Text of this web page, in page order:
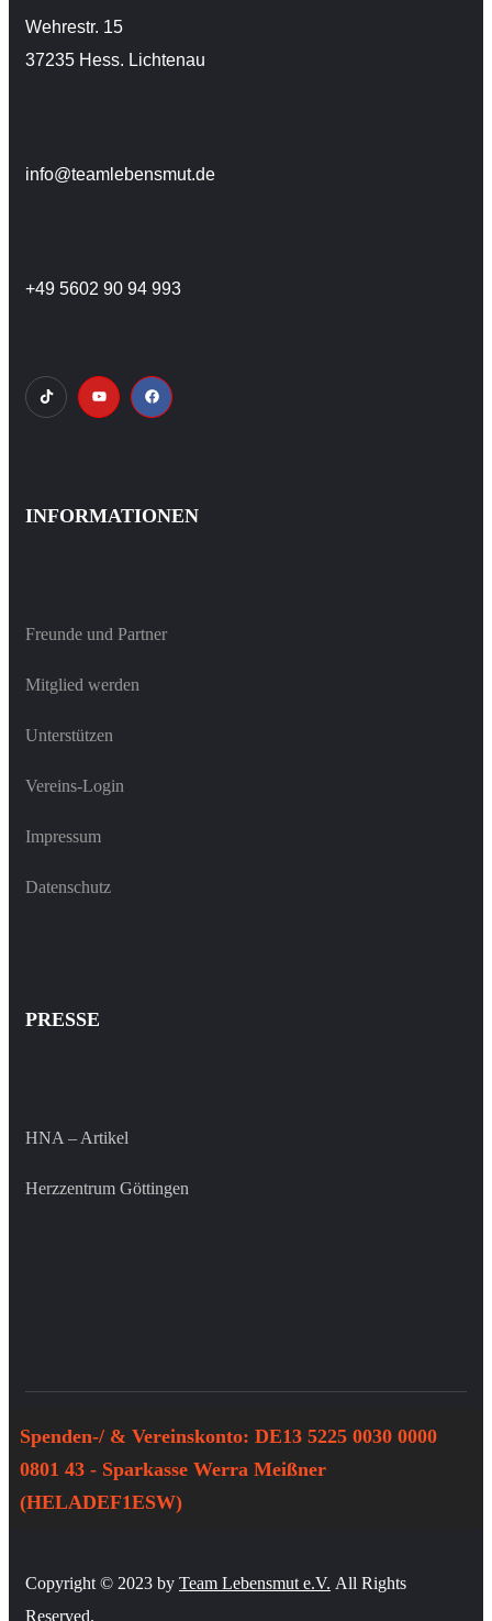
Wehrestr. 15
37235 Hess. Lichtenau
info@teamlebensmut.de
+49 5602 90 94 993
INFORMATIONEN
Freunde und Partner
Mitglied werden
Unterstützen
Vereins-Login
Impressum
Datenschutz
PRESSE
HNA – Artikel
Herzzentrum Göttingen
Spenden-/ & Vereinskonto: DE13 5225 0030 0000
0801 43 - Sparkasse Werra Meißner
(HELADEF1ESW)
Copyright © 2023 by Team Lebensmut e.V. All Rights
Reserved.